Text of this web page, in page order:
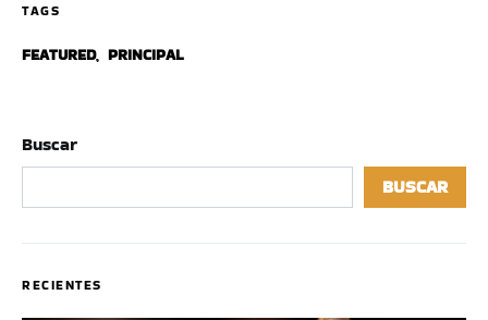
TAGS
FEATURED, PRINCIPAL
Buscar
BUSCAR
RECIENTES